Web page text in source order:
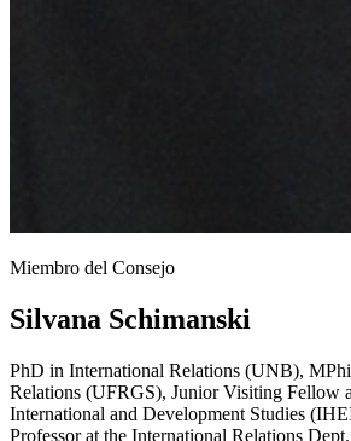
Miembro del Consejo
Silvana Schimanski
PhD in International Relations (UNB),
Relations (UFRGS), Junior Visiting Fellow
International and Development Studies
Professor at the International Relations